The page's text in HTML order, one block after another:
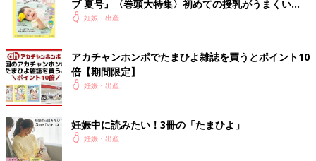
ブ 夏号』〈巻頭大特集〉初めての授乳がうまくい
く！ おっぱい・ミルクの基本と夏のトラブル 解決テ
妊娠・出産
アカチャンホンポでたまひよ雑誌を買うとポイント10
倍【期間限定】
妊娠・出産
妊娠中に読みたい！3冊の「たまひよ」
妊娠・出産